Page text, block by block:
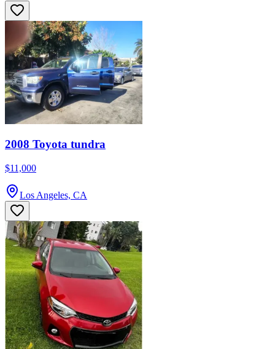
2008 Toyota tundra
$11,000
Los Angeles, CA